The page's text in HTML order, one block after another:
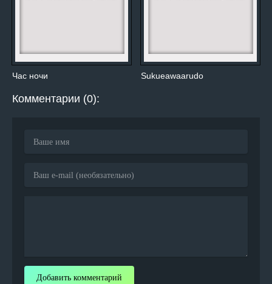
Час ночи Sukueawaarudo
Комментарии (0):
Добавить комментарий